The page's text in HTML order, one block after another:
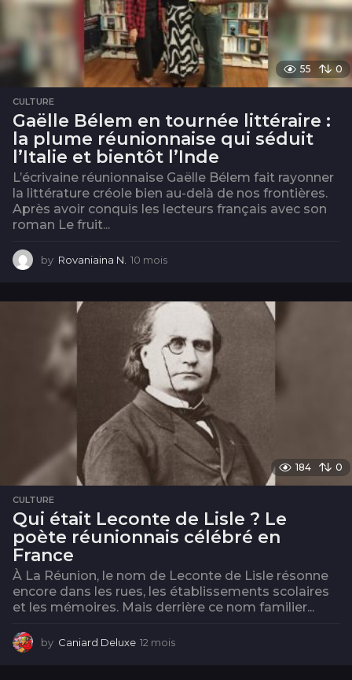
55 0
CULTURE
Gaëlle Bélem en tournée littéraire :
la plume réunionnaise qui séduit
l’Italie et bientôt l’Inde
L’écrivaine réunionnaise Gaëlle Bélem fait rayonner
la littérature créole bien au-delà de nos frontières.
Après avoir conquis les lecteurs français avec son
roman Le fruit...
by Rovaniaina N. 10 mois
o
s
184 0
CULTURE
Qui était Leconte de Lisle ? Le
poète réunionnais célébré en
France
À La Réunion, le nom de Leconte de Lisle résonne
encore dans les rues, les établissements scolaires
et les mémoires. Mais derrière ce nom familier...
by Caniard Deluxe 12 mois